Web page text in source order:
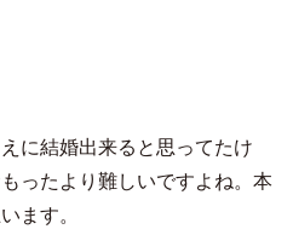
に結婚出来ると思ってたけ
ったより難しいですよね。本
ます。